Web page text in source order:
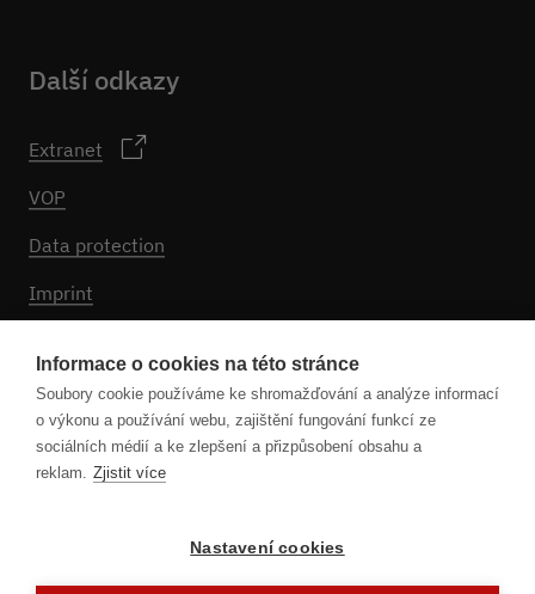
Další odkazy
Extranet
VOP
Data protection
Imprint
Sledujte nás
Informace o cookies na této stránce
Soubory cookie používáme ke shromažďování a analýze informací
o výkonu a používání webu, zajištění fungování funkcí ze
sociálních médií a ke zlepšení a přizpůsobení obsahu a
reklam. Zjistit více
Nastavení cookies